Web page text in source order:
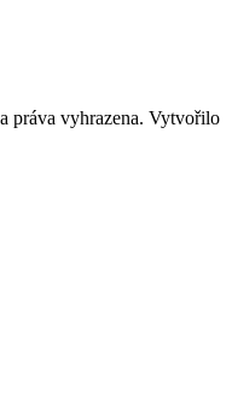
práva vyhrazena. Vytvořilo